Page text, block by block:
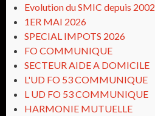
Evolution du SMIC depuis 2002
1ER MAI 2026
SPECIAL IMPOTS 2026
FO COMMUNIQUE
SECTEUR AIDE A DOMICILE
L'UD FO 53 COMMUNIQUE
L UD FO 53 COMMUNIQUE
HARMONIE MUTUELLE